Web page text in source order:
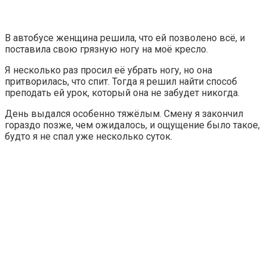
В автобусе женщина решила, что ей позволено всё, и
поставила свою грязную ногу на моё кресло.
Я несколько раз просил её убрать ногу, но она
притворилась, что спит. Тогда я решил найти способ
преподать ей урок, который она не забудет никогда.
День выдался особенно тяжёлым. Смену я закончил
гораздо позже, чем ожидалось, и ощущение было такое,
будто я не спал уже несколько суток.